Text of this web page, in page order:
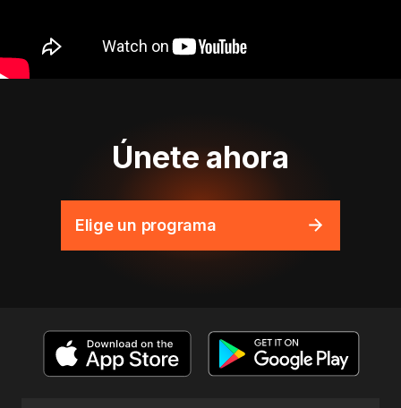
Únete ahora
Elige un programa